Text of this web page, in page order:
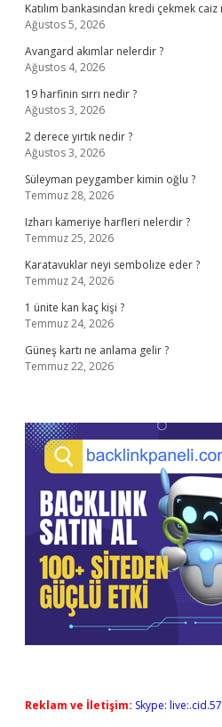
Katılım bankasından kredi çekmek
Ağustos 5, 2026
Avangard akımlar nelerdir ?
Ağustos 4, 2026
19 harfinin sırrı nedir ?
Ağustos 3, 2026
2 derece yırtık nedir ?
Ağustos 3, 2026
Süleyman peygamber kimin oğlu ?
Temmuz 28, 2026
Izharı kameriye harfleri nelerdir ?
Temmuz 25, 2026
Karatavuklar neyi sembolize eder ?
Temmuz 24, 2026
1 ünite kan kaç kişi ?
Temmuz 24, 2026
Güneş kartı ne anlama gelir ?
Temmuz 22, 2026
Reklam ve İletişim: Skype: